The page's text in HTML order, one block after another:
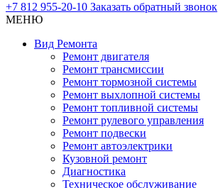
+7 812 955-20-10 Заказать обратный звонок
МЕНЮ
Вид Ремонта
Ремонт двигателя
Ремонт трансмиссии
Ремонт тормозной системы
Ремонт выхлопной системы
Ремонт топливной системы
Ремонт рулевого управления
Ремонт подвески
Ремонт автоэлектрики
Кузовной ремонт
Диагностика
Техническое обслуживание